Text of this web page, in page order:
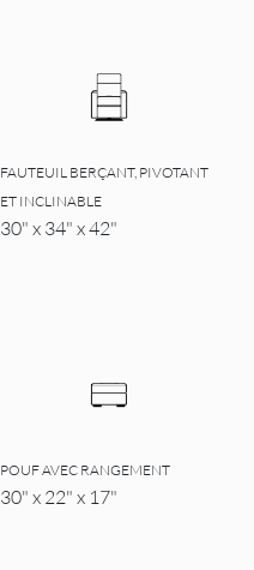
FAUTEUIL BERÇANT, PIVOTANT
ET INCLINABLE
30" x 34" x 42"
POUF AVEC RANGEMENT
30" x 22" x 17"